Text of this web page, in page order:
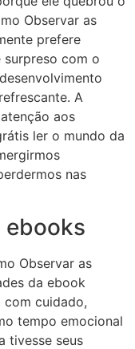
Observar as
prefere
surpreso com o
A
aos
ler o mundo da
nas
ebooks
Observar as
da ebook
com cuidado,
tempo emocional
tivesse seus